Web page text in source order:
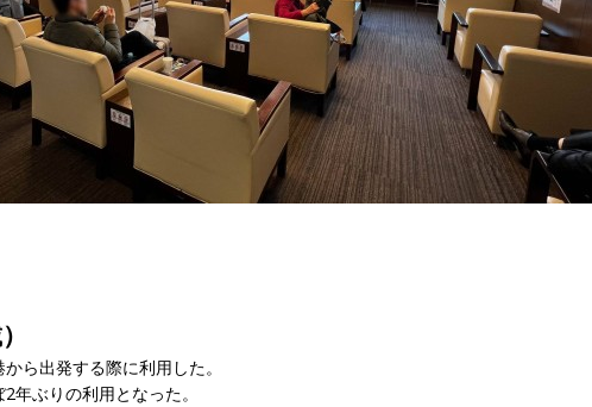
ら出発する際に利用した。
年ぶりの利用となった。